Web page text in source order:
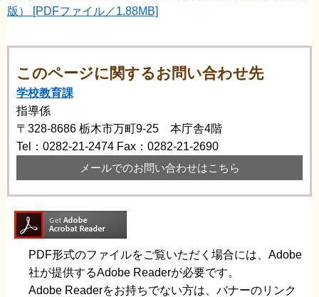
版） [PDFファイル／1.88MB]
このページに関するお問い合わせ先
学校教育課
指導係
〒328-8686 栃木市万町9-25 本庁舎4階
Tel：0282-21-2474 Fax：0282-21-2690
メールでのお問い合わせはこちら
PDF形式のファイルをご覧いただく場合には、Adobe
社が提供するAdobe Readerが必要です。
Adobe Readerをお持ちでない方は、バナーのリンク